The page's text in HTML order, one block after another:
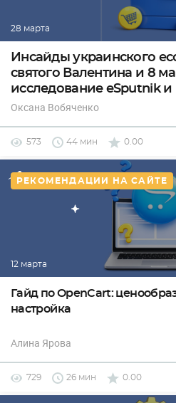
28 марта
Инсайды украинского
святого Валентина и 8
исследование eSputnik и
Оксана Вобяченко
573 44 мин 0.00
РЕКОМЕНДАЦИИ НА САЙТЕ
12 марта
Гайд по OpenCart:
настройка
Алина Ярова
729 26 мин 0.00